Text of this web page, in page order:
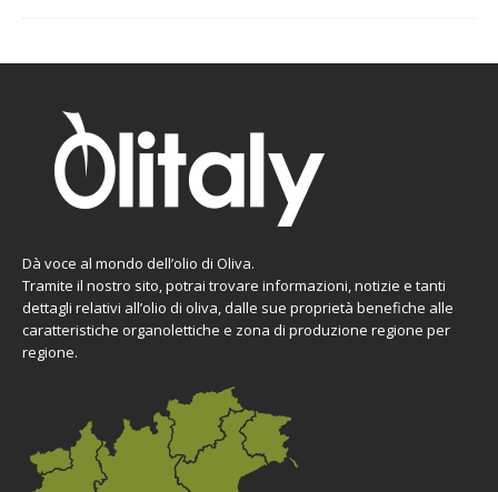
Dà voce al mondo dell’olio di Oliva.
Tramite il nostro sito, potrai trovare informazioni, notizie e tanti
dettagli relativi all’olio di oliva, dalle sue proprietà benefiche alle
caratteristiche organolettiche e zona di produzione regione per
regione.